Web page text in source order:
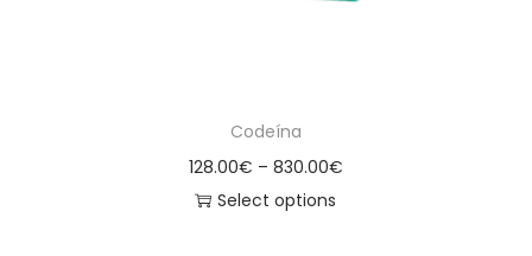
Codeína
128.00€ – 830.00€
Select options